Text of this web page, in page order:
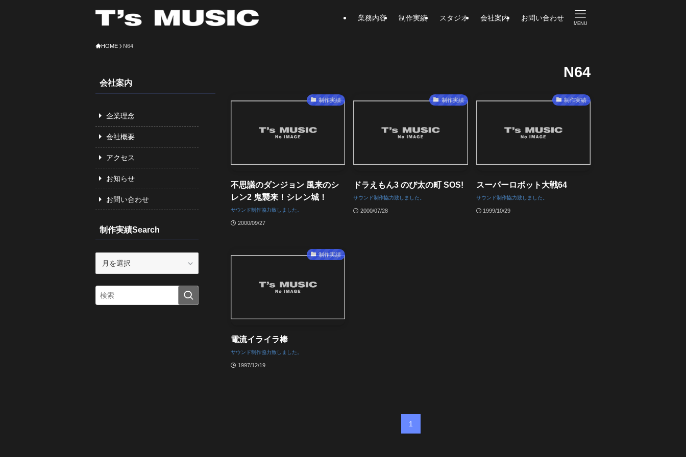
業務内容 制作実績 スタジオ 会社案内 お問い合わせ
MENU
HOME N64
N64
制作実績
不思議のダンジョン 風来のシ
レン2 鬼襲来！シレン城！
サウンド制作協力致しました。
2000/09/27
制作実績
ドラえもん3 のび太の町 SOS!
サウンド制作協力致しました。
2000/07/28
制作実績
スーパーロボット大戦64
サウンド制作協力致しました。
1999/10/29
制作実績
電流イライラ棒
サウンド制作協力致しました。
1997/12/19
1
会社案内
企業理念
会社概要
アクセス
お知らせ
お問い合わせ
制作実績Search
績
Search